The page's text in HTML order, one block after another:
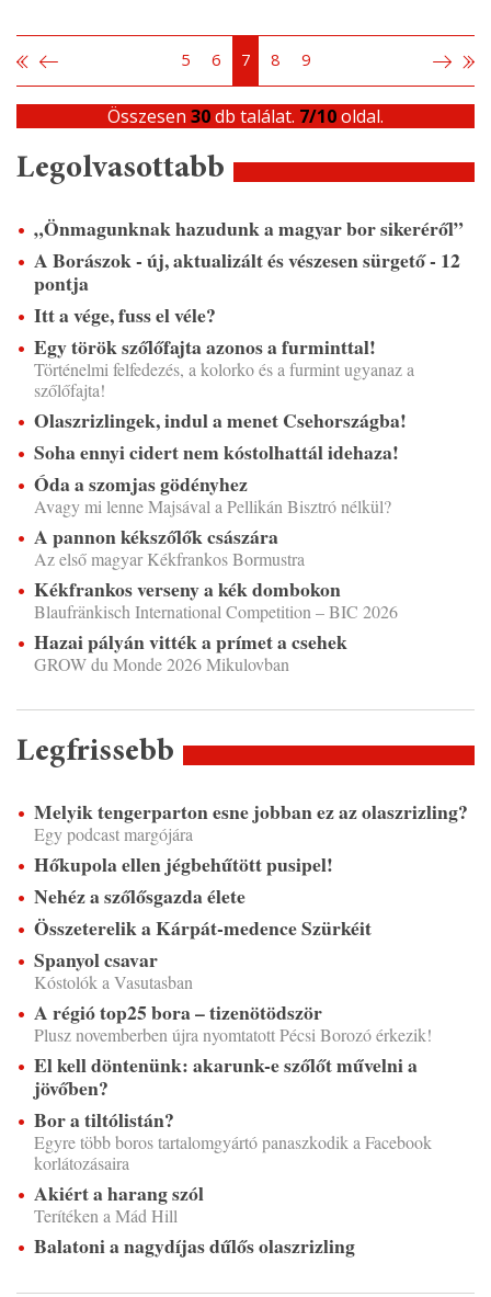
5 6 7 8 9
Összesen 30db találat. 7/10oldal.
Legolvasottabb
„Önmagunknak hazudunk a magyar bor sikeréről”
A Borászok - új, aktualizált és vészesen sürgető - 12
pontja
Itt a vége, fuss el véle?
Egy török szőlőfajta azonos a furminttal!
Történelmi felfedezés, a kolorko és a furmint ugyanaz a
szőlőfajta!
Olaszrizlingek, indul a menet Csehországba!
Soha ennyi cidert nem kóstolhattál idehaza!
Óda a szomjas gödényhez
Avagy mi lenne Majsával a Pellikán Bisztró nélkül?
A pannon kékszőlők császára
Az első magyar Kékfrankos Bormustra
Kékfrankos verseny a kék dombokon
Blaufränkisch International Competition – BIC 2026
Hazai pályán vitték a prímet a csehek
GROW du Monde 2026 Mikulovban
Legfrissebb
Melyik tengerparton esne jobban ez az olaszrizling?
Egy podcast margójára
Hőkupola ellen jégbehűtött pusipel!
Nehéz a szőlősgazda élete
Összeterelik a Kárpát-medence Szürkéit
Spanyol csavar
Kóstolók a Vasutasban
A régió top25 bora – tizenötödször
Plusz novemberben újra nyomtatott Pécsi Borozó érkezik!
El kell döntenünk: akarunk-e szőlőt művelni a
jövőben?
Bor a tiltólistán?
Egyre több boros tartalomgyártó panaszkodik a Facebook
korlátozásaira
Akiért a harang szól
Terítéken a Mád Hill
Balatoni a nagydíjas dűlős olaszrizling